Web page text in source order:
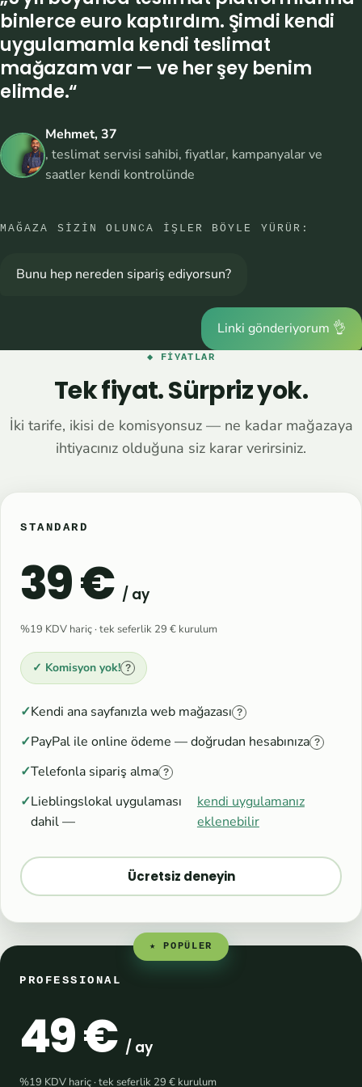
binlerce euro kaptırdım. Şimdi kendi
uygulamamla kendi teslimat
mağazam var — ve her şey benim
elimde.“
Mehmet, 37
, teslimat servisi sahibi, fiyatlar, kampanyalar ve
saatler kendi kontrolünde
MAĞAZA SIZIN OLUNCA IŞLER BÖYLE YÜRÜR:
Bunu hep nereden sipariş ediyorsun?
Linki gönderiyorum 👌
◆ FIYATLAR
Tek fiyat. Sürpriz yok.
İki tarife, ikisi de komisyonsuz — ne kadar mağazaya
ihtiyacınız olduğuna siz karar verirsiniz.
STANDARD
39 € / ay
%19 KDV hariç · tek seferlik 29 € kurulum
✓ Komisyon yok! ?
Kendi ana sayfanızla web mağazası ?
PayPal ile online ödeme — doğrudan hesabınıza ?
Telefonla sipariş alma ?
Lieblingslokal uygulaması
dahil —
kendi uygulamanız
eklenebilir
Ücretsiz deneyin
★ POPÜLER
PROFESSIONAL
49 € / ay
%19 KDV hariç · tek seferlik 29 € kurulum